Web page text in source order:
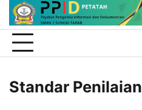
Skip
content
Standar Penilaian